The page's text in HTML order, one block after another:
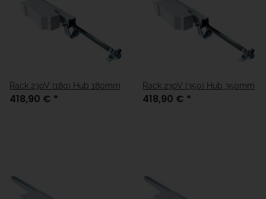
Rack 230V (180) Hub 180mm
418,90 € *
Rack 230V (350) Hub 350mm
418,90 € *